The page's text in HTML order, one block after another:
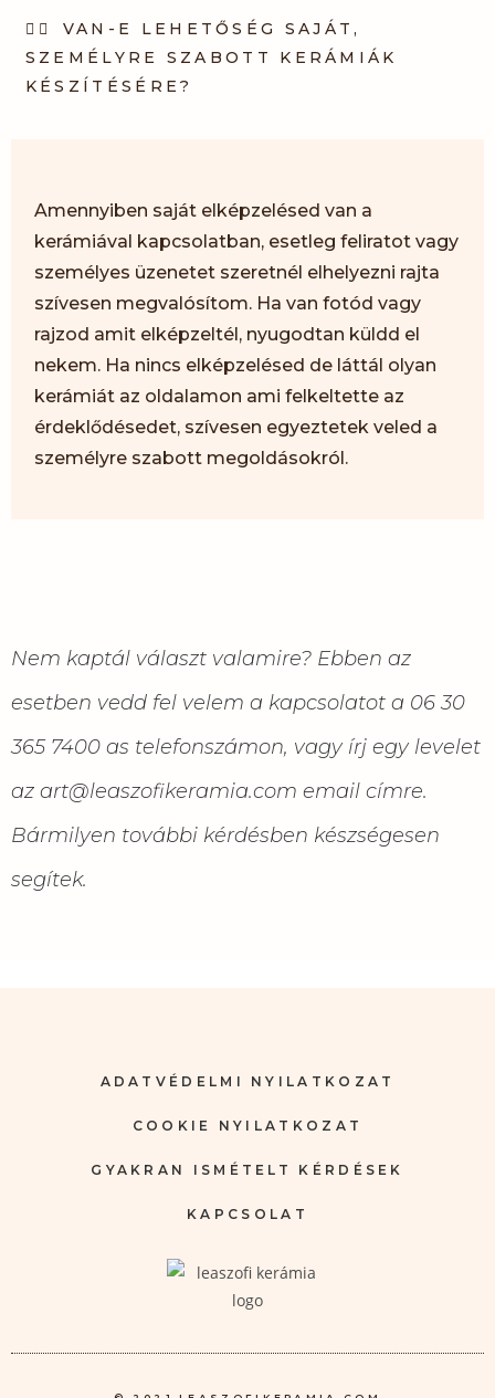
VAN-E LEHETŐSÉG SAJÁT,
SZEMÉLYRE SZABOTT KERÁMIÁK
KÉSZÍTÉSÉRE?
Amennyiben saját elképzelésed van a
kerámiával kapcsolatban, esetleg feliratot vagy
személyes üzenetet szeretnél elhelyezni rajta
szívesen megvalósítom. Ha van fotód vagy
rajzod amit elképzeltél, nyugodtan küldd el
nekem. Ha nincs elképzelésed de láttál olyan
kerámiát az oldalamon ami felkeltette az
érdeklődésedet, szívesen egyeztetek veled a
személyre szabott megoldásokról.
Nem kaptál választ valamire? Ebben az
esetben vedd fel velem a kapcsolatot a 06 30
365 7400 as telefonszámon, vagy írj egy levelet
az art@leaszofikeramia.com email címre.
Bármilyen további kérdésben készségesen
segítek.
ADATVÉDELMI NYILATKOZAT
COOKIE NYILATKOZAT
GYAKRAN ISMÉTELT KÉRDÉSEK
KAPCSOLAT